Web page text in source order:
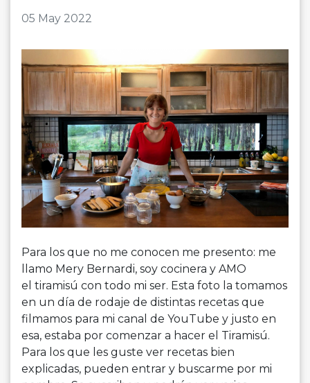
05 May 2022
Para los que no me conocen me presento: me
llamo Mery Bernardi, soy cocinera y AMO
el tiramisú con todo mi ser. Esta foto la tomamos
en un día de rodaje de distintas recetas que
filmamos para mi canal de YouTube y justo en
esa, estaba por comenzar a hacer el Tiramisú.
Para los que les guste ver recetas bien
explicadas, pueden entrar y buscarme por mi